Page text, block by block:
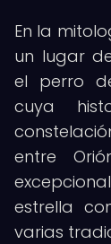
En la
un lugar
el perro
cuya
entre
estrella
varias